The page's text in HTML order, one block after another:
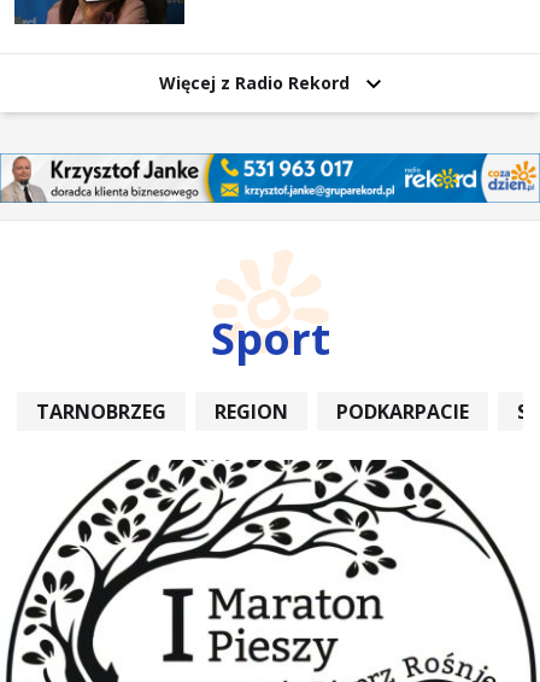
Więcej z Radio Rekord
Sport
TARNOBRZEG REGION PODKARPACIE